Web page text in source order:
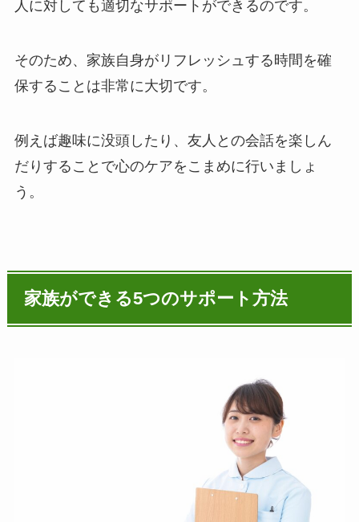
人に対しても適切なサポートができるのです。
そのため、家族自身がリフレッシュする時間を確
保することは非常に大切です。
例えば趣味に没頭したり、友人との会話を楽しん
だりすることで心のケアをこまめに行いましょ
う。
家族ができる5つのサポート方法